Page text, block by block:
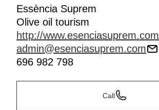
Essència Suprem
Olive oil tourism
http://www.esenciasuprem.com
admin@esenciasuprem.com
696 982 798
Call